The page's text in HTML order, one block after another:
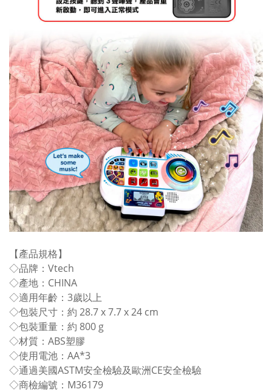
【產品規格】
◇品牌：Vtech
◇產地：CHINA
◇適用年齡：3歲以上
◇包裝尺寸：約 28.7 x 7.7 x 24 cm
◇包裝重量：約 800 g
◇材質：ABS塑膠
◇使用電池：AA*3
◇通過美國ASTM安全檢驗及歐洲CE安全檢驗
◇商檢編號：M36179